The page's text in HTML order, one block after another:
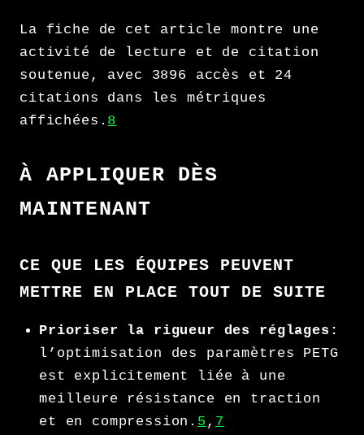
La fiche de cet article montre une
activité de lecture et de citation
soutenue, avec 3896 accès et 24
citations dans les métriques
affichées. 8
À APPLIQUER DÈS
MAINTENANT
CE QUE LES ÉQUIPES PEUVENT
METTRE EN PLACE TOUT DE SUITE
Prioriser la rigueur des réglages:
l’optimisation des paramètres PETG
est explicitement liée à une
meilleure résistance en traction
et en compression. 5 , 7